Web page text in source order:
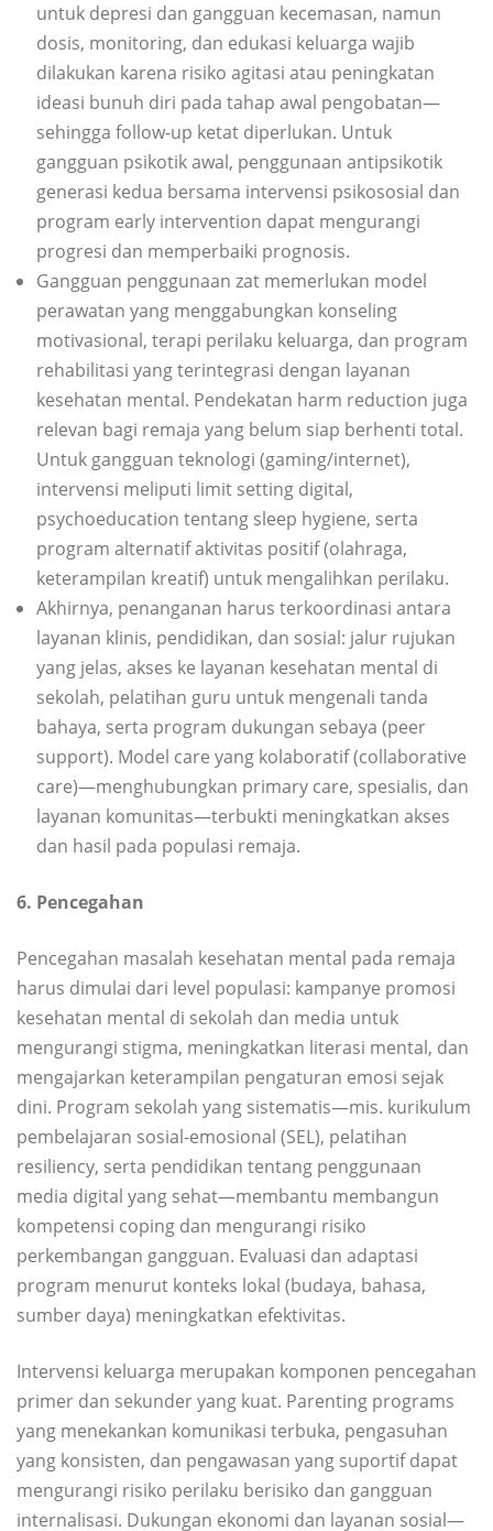
untuk depresi dan gangguan kecemasan, namun
dosis, monitoring, dan edukasi keluarga wajib
dilakukan karena risiko agitasi atau peningkatan
ideasi bunuh diri pada tahap awal pengobatan—
sehingga follow-up ketat diperlukan. Untuk
gangguan psikotik awal, penggunaan antipsikotik
generasi kedua bersama intervensi psikososial dan
program early intervention dapat mengurangi
progresi dan memperbaiki prognosis.
Gangguan penggunaan zat memerlukan model
perawatan yang menggabungkan konseling
motivasional, terapi perilaku keluarga, dan program
rehabilitasi yang terintegrasi dengan layanan
kesehatan mental. Pendekatan harm reduction juga
relevan bagi remaja yang belum siap berhenti total.
Untuk gangguan teknologi (gaming/internet),
intervensi meliputi limit setting digital,
psychoeducation tentang sleep hygiene, serta
program alternatif aktivitas positif (olahraga,
keterampilan kreatif) untuk mengalihkan perilaku.
Akhirnya, penanganan harus terkoordinasi antara
layanan klinis, pendidikan, dan sosial: jalur rujukan
yang jelas, akses ke layanan kesehatan mental di
sekolah, pelatihan guru untuk mengenali tanda
bahaya, serta program dukungan sebaya (peer
support). Model care yang kolaboratif (collaborative
care)—menghubungkan primary care, spesialis, dan
layanan komunitas—terbukti meningkatkan akses
dan hasil pada populasi remaja.
6. Pencegahan
Pencegahan masalah kesehatan mental pada remaja
harus dimulai dari level populasi: kampanye promosi
kesehatan mental di sekolah dan media untuk
mengurangi stigma, meningkatkan literasi mental, dan
mengajarkan keterampilan pengaturan emosi sejak
dini. Program sekolah yang sistematis—mis. kurikulum
pembelajaran sosial-emosional (SEL), pelatihan
resiliency, serta pendidikan tentang penggunaan
media digital yang sehat—membantu membangun
kompetensi coping dan mengurangi risiko
perkembangan gangguan. Evaluasi dan adaptasi
program menurut konteks lokal (budaya, bahasa,
sumber daya) meningkatkan efektivitas.
Intervensi keluarga merupakan komponen pencegahan
primer dan sekunder yang kuat. Parenting programs
yang menekankan komunikasi terbuka, pengasuhan
yang konsisten, dan pengawasan yang suportif dapat
mengurangi risiko perilaku berisiko dan gangguan
internalisasi. Dukungan ekonomi dan layanan sosial—